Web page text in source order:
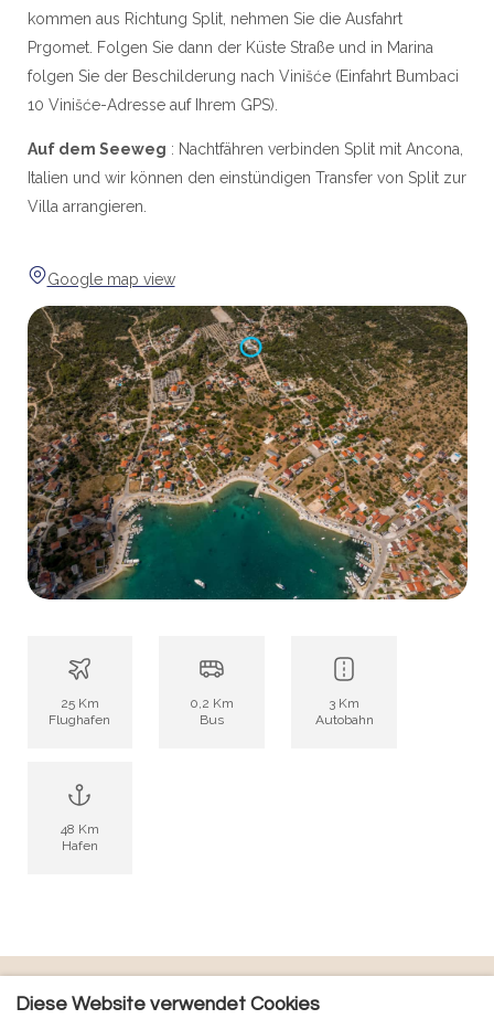
Google map view
kommen aus Richtung Split, nehmen Sie die Ausfahrt
Prgomet. Folgen Sie dann der Küste Straße und in Marina
folgen Sie der Beschilderung nach Vinišće (Einfahrt Bumbaci
10 Vinišće-Adresse auf Ihrem GPS). ​
Auf dem Seeweg : Nachtfähren verbinden Split mit Ancona,
Italien und wir können den einstündigen Transfer von Split zur
Villa arrangieren.
25 Km
Flughafen
0,2 Km
Bus
3 Km
Autobahn
48 Km
Hafen
RICHTLINIEN
Kontakt
Diese Website verwendet Cookies